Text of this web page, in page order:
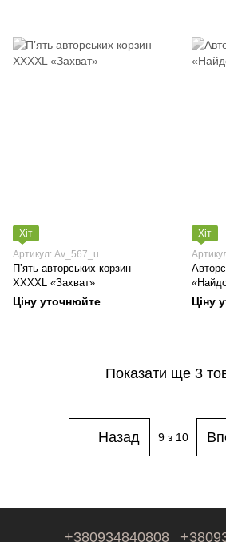
Хіт
Артикул: Av_567_u
Пʼять авторських корзин
XXXXL «Захват»
Ціну уточнюйте
Хіт
Ціну
Показати ще 3
Назад 9з 10
+380934840808